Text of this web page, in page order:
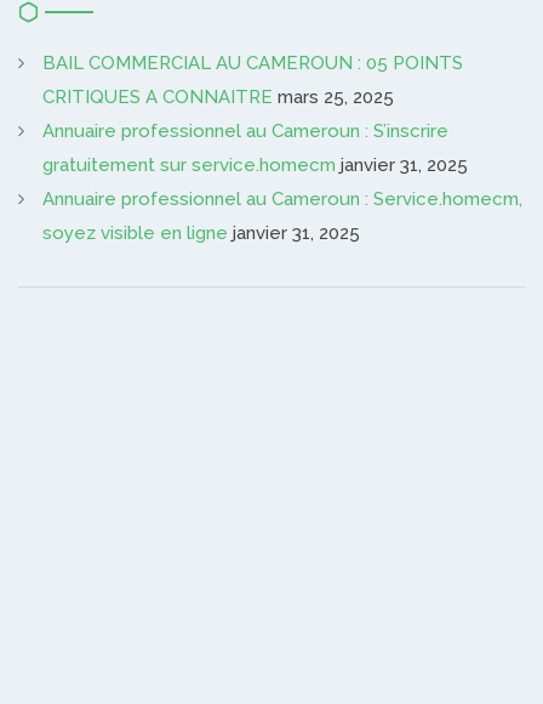
BAIL COMMERCIAL AU CAMEROUN : 05 POINTS
CRITIQUES A CONNAITRE mars 25, 2025
Annuaire professionnel au Cameroun : S’inscrire
gratuitement sur service.homecm janvier 31, 2025
Annuaire professionnel au Cameroun : Service.homecm,
soyez visible en ligne janvier 31, 2025